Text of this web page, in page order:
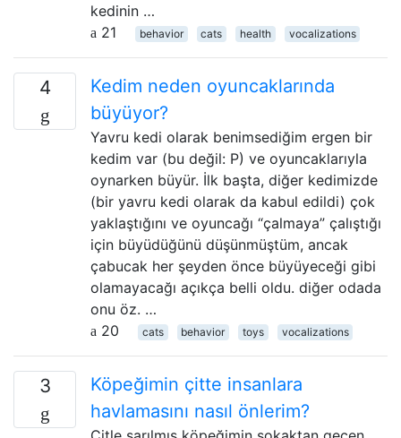
kedinin …
21
behavior cats health vocalizations
4
Kedim neden oyuncaklarında
büyüyor?
Yavru kedi olarak benimsediğim ergen bir
kedim var (bu değil: P) ve oyuncaklarıyla
oynarken büyür. İlk başta, diğer kedimizde
(bir yavru kedi olarak da kabul edildi) çok
yaklaştığını ve oyuncağı “çalmaya” çalıştığı
için büyüdüğünü düşünmüştüm, ancak
çabucak her şeyden önce büyüyeceği gibi
olamayacağı açıkça belli oldu. diğer odada
onu öz. …
20
cats behavior toys vocalizations
3
Köpeğimin çitte insanlara
havlamasını nasıl önlerim?